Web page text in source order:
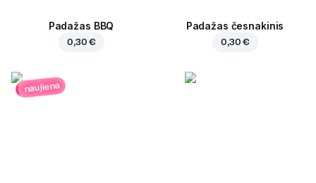
Padažas BBQ
0,30 €
Padažas česnakinis
0,30 €
naujiena